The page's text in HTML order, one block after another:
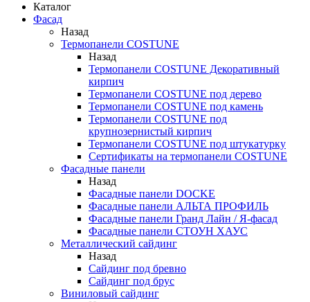
Каталог
Фасад
Назад
Термопанели COSTUNE
Назад
Термопанели COSTUNE Декоративный
кирпич
Термопанели COSTUNE под дерево
Термопанели COSTUNE под камень
Термопанели COSTUNE под
крупнозернистый кирпич
Термопанели COSTUNE под штукатурку
Сертификаты на термопанели COSTUNE
Фасадные панели
Назад
Фасадные панели DOCKE
Фасадные панели АЛЬТА ПРОФИЛЬ
Фасадные панели Гранд Лайн / Я-фасад
Фасадные панели СТОУН ХАУС
Металлический сайдинг
Назад
Сайдинг под бревно
Сайдинг под брус
Виниловый сайдинг